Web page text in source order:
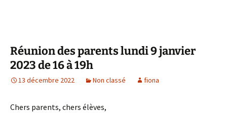
Réunion des parents lundi 9 janvier
2023 de 16 à 19h
13 décembre 2022 Non classé fiona
Chers parents, chers élèves,